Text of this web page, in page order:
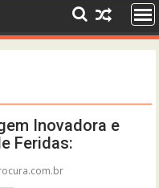
Inovadora e
Feridas: